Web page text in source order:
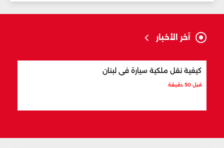
آخر الأخبار
كيفية نقل ملكية سيارة في لبنان
قبل 50 دقيقة